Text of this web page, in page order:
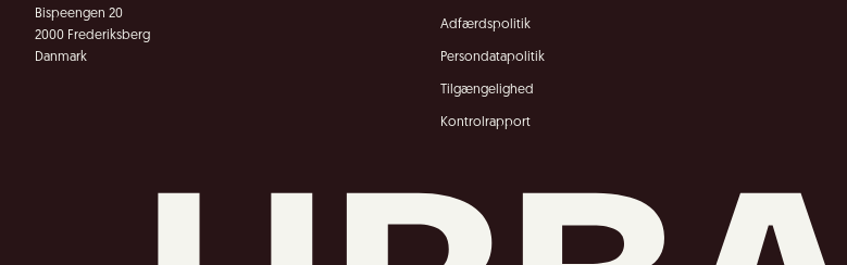
Bispeengen 20
2000 Frederiksberg
Danmark
Adfærdspolitik
Persondatapolitik
Tilgængelighed
Kontrolrapport